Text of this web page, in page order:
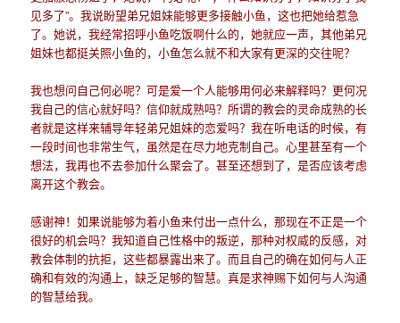
见多了”。我说盼望弟兄姐妹能够更多接触小鱼，这也把她给惹急
了。她说，我经常招呼小鱼吃饭啊什么的，她就应一声，其他弟兄
姐妹也都挺关照小鱼的，小鱼怎么就不和大家有更深的交往呢？
我也想问自己何必呢？可是爱一个人能够用何必来解释吗？更何况
我自己的信心就好吗？信仰就成熟吗？所谓的教会的灵命成熟的长
者就是这样来辅导年轻弟兄姐妹的恋爱吗？我在听电话的时候，有
一段时间也非常生气，虽然是在尽力地克制自己。心里甚至有一个
想法，我再也不去参加什么聚会了。甚至还想到了，是否应该考虑
离开这个教会。
感谢神！如果说能够为着小鱼来付出一点什么，那现在不正是一个
很好的机会吗？我知道自己性格中的叛逆，那种对权威的反感，对
教会体制的抗拒，这些都暴露出来了。而且自己的确在如何与人正
确和有效的沟通上，缺乏足够的智慧。真是求神赐下如何与人沟通
的智慧给我。